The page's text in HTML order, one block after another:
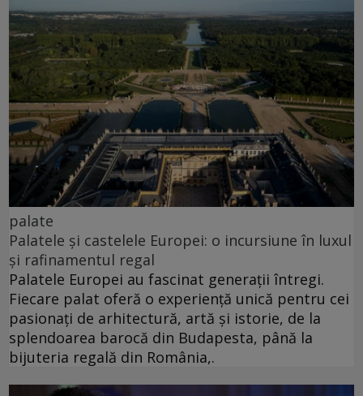
palate
Palatele și castelele Europei: o incursiune în luxul
și rafinamentul regal
Palatele Europei au fascinat generații întregi.
Fiecare palat oferă o experiență unică pentru cei
pasionați de arhitectură, artă și istorie, de la
splendoarea barocă din Budapesta, până la
bijuteria regală din România,.